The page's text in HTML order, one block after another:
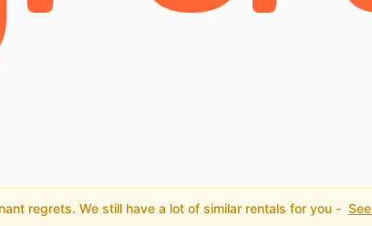
regrets. We still have a lot of similar rentals for you -